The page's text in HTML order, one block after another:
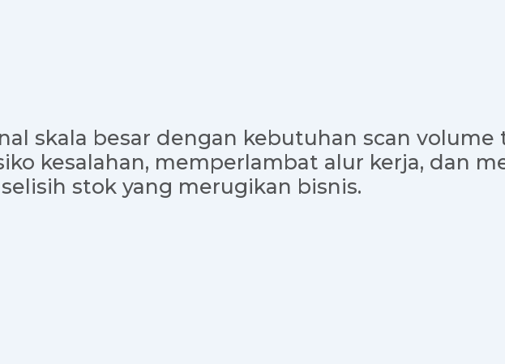
skala besar dengan kebutuhan scan volume
kesalahan, memperlambat alur kerja, dan
selisih stok yang merugikan bisnis.